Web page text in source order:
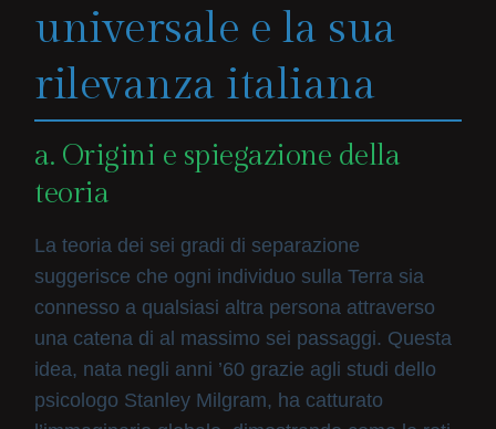
universale e la sua
rilevanza italiana
a. Origini e spiegazione della
teoria
La teoria dei sei gradi di separazione
suggerisce che ogni individuo sulla Terra sia
connesso a qualsiasi altra persona attraverso
una catena di al massimo sei passaggi. Questa
idea, nata negli anni ’60 grazie agli studi dello
psicologo Stanley Milgram, ha catturato